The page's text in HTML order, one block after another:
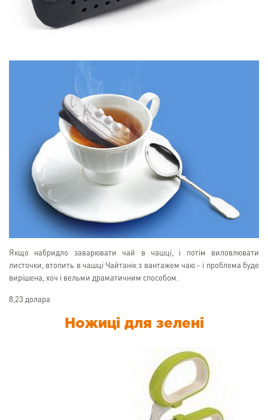
Якщо набридло заварювати чай в чашці, і потім виловлювати
листочки, втопить в чашці Чайтанік з вантажем чаю - і проблема буде
вирішена, хоч і вельми драматичним способом.
8,23 долара
Ножиці для зелені